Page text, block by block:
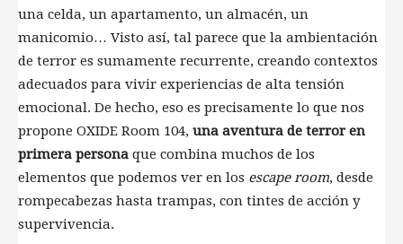
una celda, un apartamento, un almacén, un
manicomio… Visto así, tal parece que la ambientación
de terror es sumamente recurrente, creando contextos
adecuados para vivir experiencias de alta tensión
emocional. De hecho, eso es precisamente lo que nos
propone OXIDE Room 104, una aventura de terror en
primera persona que combina muchos de los
elementos que podemos ver en los escape room, desde
rompecabezas hasta trampas, con tintes de acción y
supervivencia.